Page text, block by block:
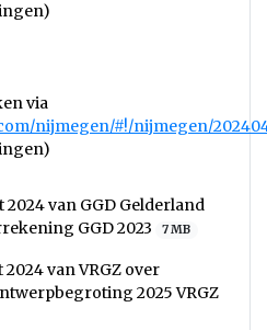
via
nijmegen/#!/nijmegen/
2024 van GGD Gelderland
GGD 2023
7 MB
van VRGZ over
2025 VRGZ